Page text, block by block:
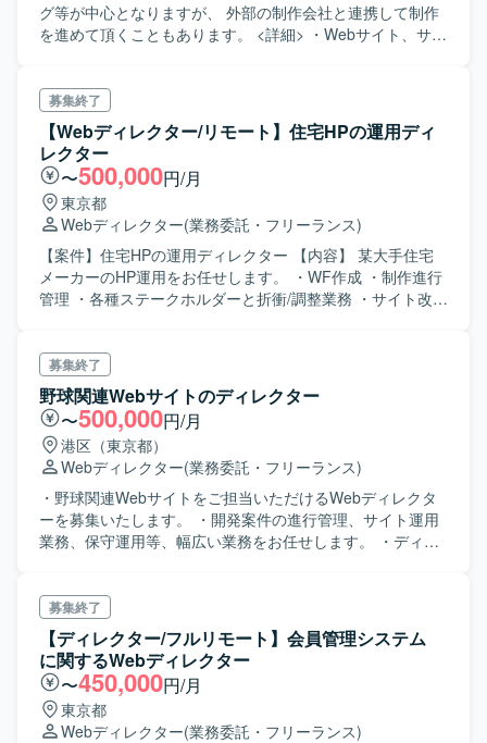
グ等が中心となりますが、 外部の制作会社と連携して制作
を進めて頂くこともあります。 <詳細> ・Webサイト、サー
理（ディレクション）
募集終了
【Webディレクター/リモート】住宅HPの運用ディ
レクター
〜500,000円/月
東京都
Webディレクター(業務委託・フリーランス)
【案件】住宅HPの運用ディレクター 【内容】 某大手住宅
メーカーのHP運用をお任せします。 ・WF作成 ・制作進行
管理 ・各種ステークホルダーと折衝/調整業務 ・サイト改善
NG） ・LPのWF作成経験 【尚可スキル】 ・コーポレート
サイトの新規立ち上げ経験 ・問い合わせフォームや会員サ
イトなどのシステム関係の構築経験 ・制作経験 ・提案経験
募集終了
野球関連Webサイトのディレクター
〜500,000円/月
港区（東京都）
Webディレクター(業務委託・フリーランス)
・野球関連Webサイトをご担当いただけるWebディレクタ
ーを募集いたします。 ・開発案件の進行管理、サイト運用
業務、保守運用等、幅広い業務をお任せします。 ・ディレ
を募集いたします。 ・既存クライアントの開発案件の進捗
管理、工数管理や新規LP制作、定例への出席などがありま
す。 ・新規クライアントの大規模リニューアル案件では進
捗管理（CMS開発、外部システム連携）、ワイヤー作成、
デザイン確認、ドキュメント作成、定例への出席を行って
いただきます。
募集終了
【ディレクター/フルリモート】会員管理システム
に関するWebディレクター
〜450,000円/月
東京都
Webディレクター(業務委託・フリーランス)